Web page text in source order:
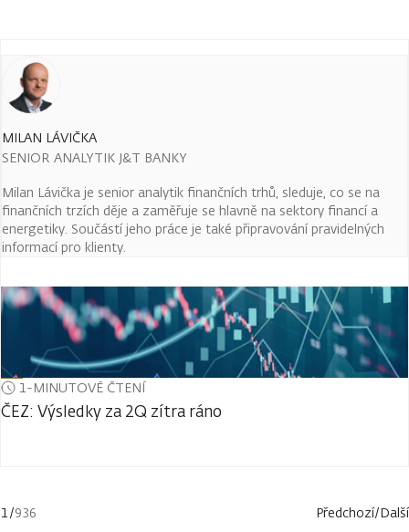
MILAN LÁVIČKA
SENIOR ANALYTIK J&T BANKY
Milan Lávička je senior analytik finančních trhů, sleduje, co se na
finančních trzích děje a zaměřuje se hlavně na sektory financí a
energetiky. Součástí jeho práce je také připravování pravidelných
informací pro klienty.
1-MINUTOVÉ ČTENÍ
ČEZ: Výsledky za 2Q zítra ráno
1/936 Předchozí/Další